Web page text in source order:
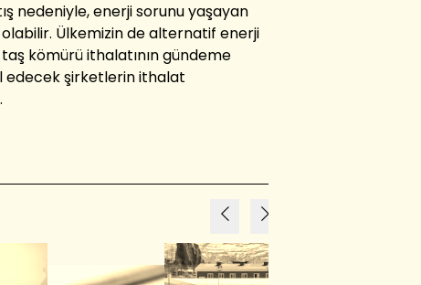
nedeniyle,enerji sorunu yaşayan
Ülkemizin de alternatif enerji
kömürüithalatınıngündeme
edecek şirketlerinithalat